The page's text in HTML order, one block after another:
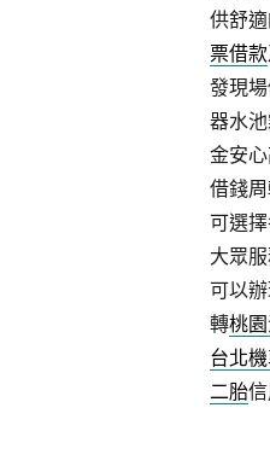
供舒
票借款
發現
器水
金安
借錢
可選
大眾
可以
轉桃
台北
二胎